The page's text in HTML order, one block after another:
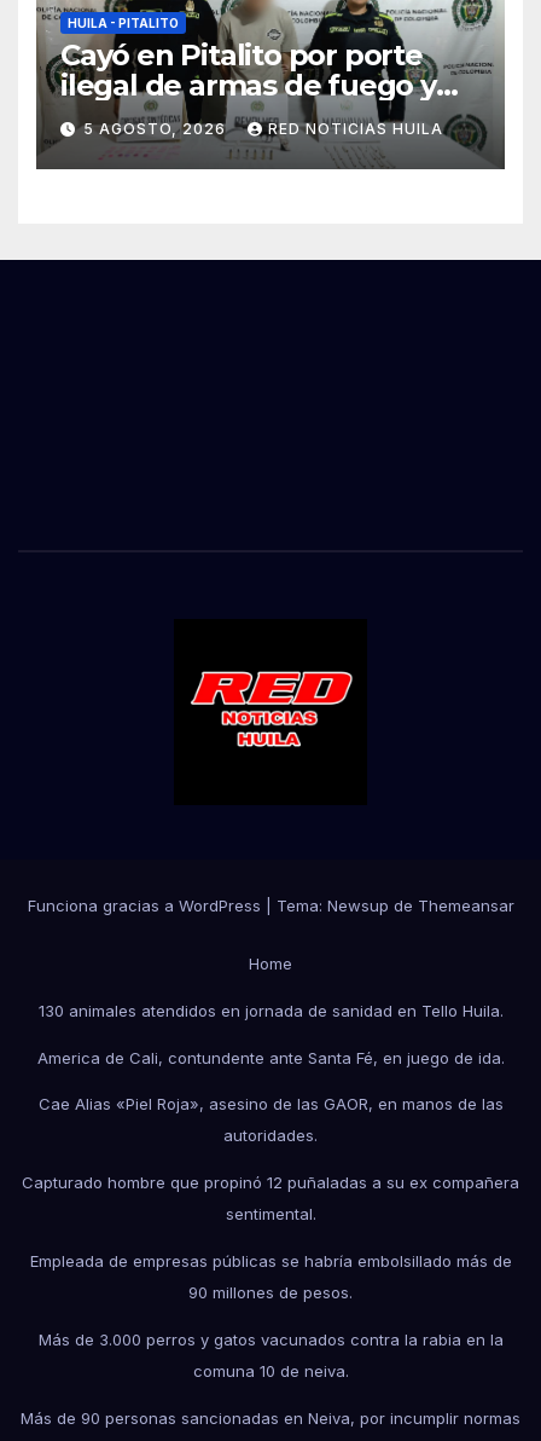
HUILA - PITALITO
Cayó en Pitalito por porte
ilegal de armas de fuego y
tráfico de estupefacientes
5 AGOSTO, 2026 RED NOTICIAS HUILA
Funciona gracias a WordPress Tema: Newsup de Themeansar
Home
130 animales atendidos en jornada de sanidad en Tello Huila.
America de Cali, contundente ante Santa Fé, en juego de ida.
Cae Alias «Piel Roja», asesino de las GAOR, en manos de las
autoridades.
Capturado hombre que propinó 12 puñaladas a su ex compañera
sentimental.
Empleada de empresas públicas se habría embolsillado más de
90 millones de pesos.
Más de 3.000 perros y gatos vacunados contra la rabia en la
comuna 10 de neiva.
Más de 90 personas sancionadas en Neiva, por incumplir normas